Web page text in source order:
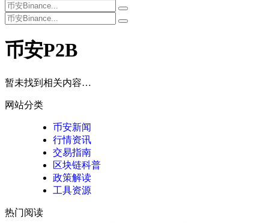
币安P2B
暂未找到相关内容…
网站分类
币安新闻
行情资讯
交易指南
区块链科普
政策解读
工具资源
热门阅读